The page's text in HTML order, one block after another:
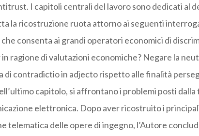
I capitoli centrali del lavoro sono dedicati al
la ricostruzione ruota attorno ai seguenti
consenta ai grandi operatori economici di
ragione di valutazioni economiche? Negare la
di contradictio in adjecto rispetto alle finalità
capitolo, si affrontano i problemi posti
elettronica. Dopo aver ricostruito i
telematica delle opere di ingegno, l’Autore